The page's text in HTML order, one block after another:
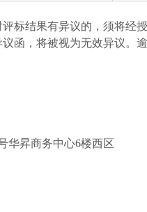
标结果有异议的，须将经
函，将被视为无效异议。
华昇商务中心6楼西区